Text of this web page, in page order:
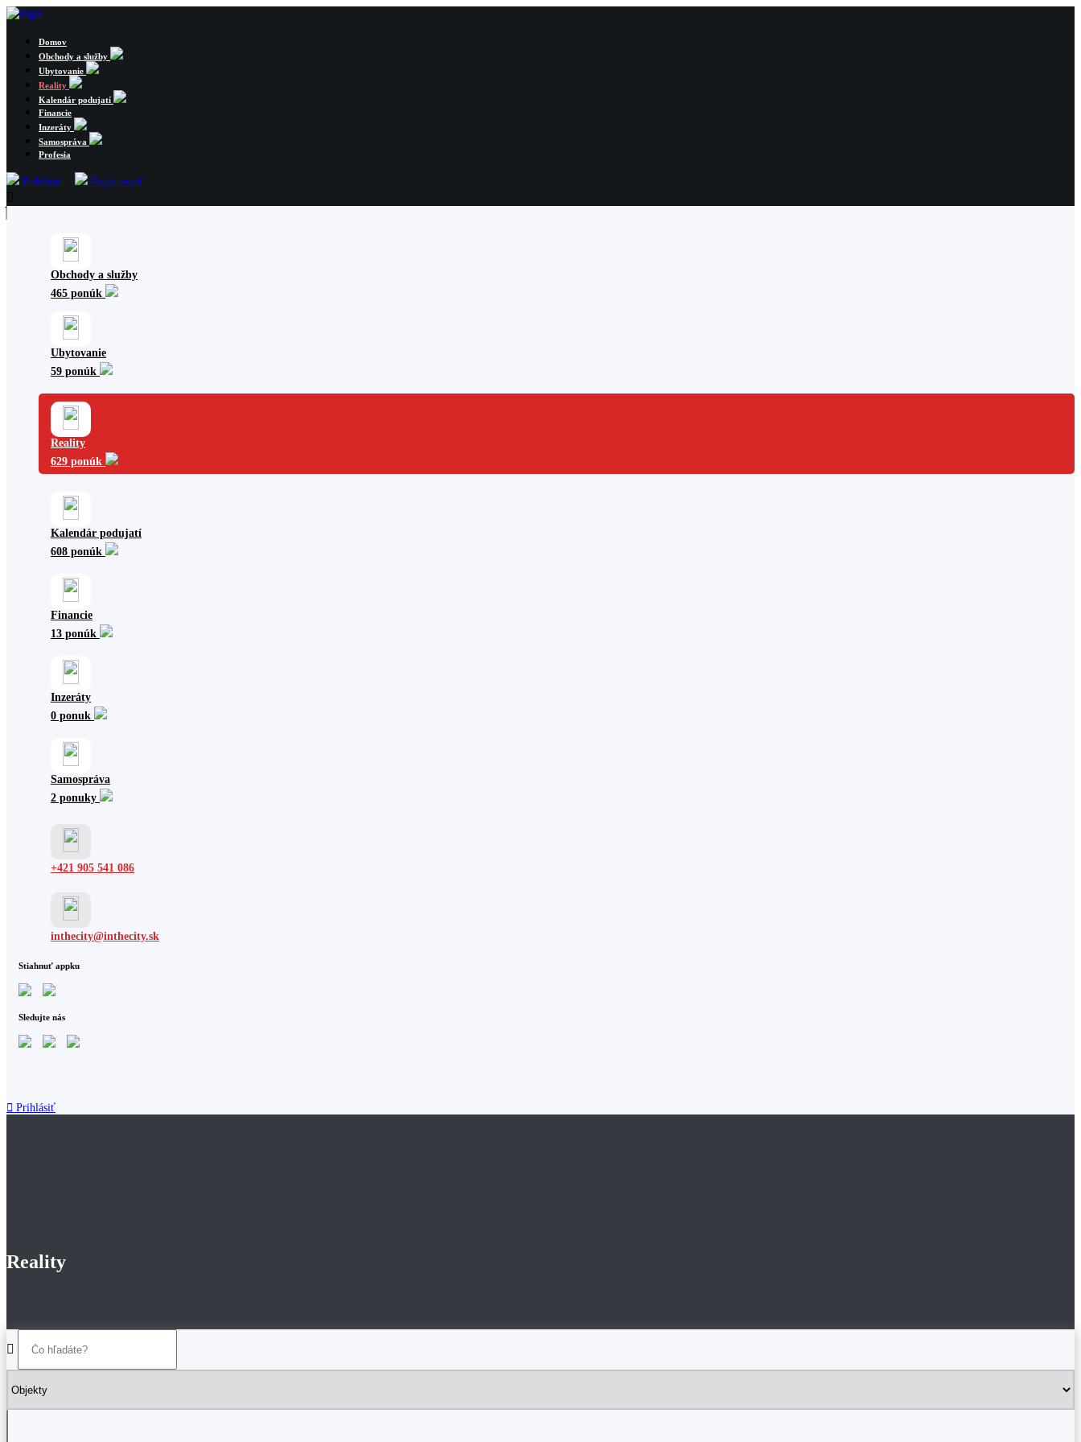
Domov
Obchody a služby
Ubytovanie
Reality
Kalendár podujatí
Financie
Inzeráty
Samospráva
Profesia
Prihlásiť Registrovať
Obchody a služby
465 ponúk
Ubytovanie
59 ponúk
Reality
629 ponúk
Kalendár podujatí
608 ponúk
Financie
13 ponúk
Inzeráty
0 ponuk
Samospráva
2 ponuky
+421 905 541 086
inthecity@inthecity.sk
Stiahnuť appku
Sledujte nás
Prihlásiť
Reality